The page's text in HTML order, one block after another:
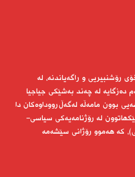
رۆشنبیریی و راگەیاندنە، لە
ئەم دەزگایە لە چەند بەشێكی جیاجیا
بوون مامەڵە لەگەڵ رووداوەكان دا
لە رۆژنامەیەكی سیاسی-
كە هەموو رۆژانی سێشەمە